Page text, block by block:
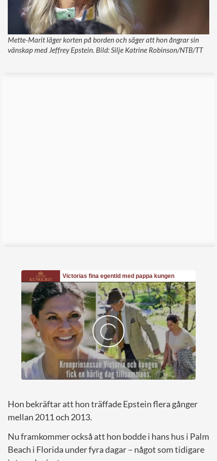
Mette-Marit läger korten på borden och säger att hon ångrar sin
vänskap med Jeffrey Epstein. Bild: Silje Katrine Robinson/NTB/TT
Hon bekräftar att hon träffade Epstein flera gånger
mellan 2011 och 2013.
Nu framkommer också att hon bodde i hans hus i Palm
Beach i Florida under fyra dagar – något som tidigare